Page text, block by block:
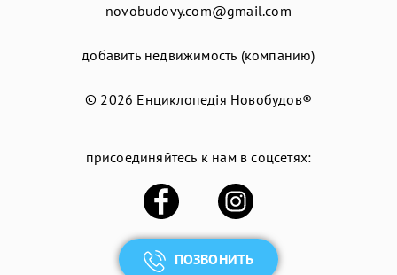
ПОЗВОНИТЬ
novobudovy.com@gmail.com
добавить недвижимость (компанию)
© 2026 Енциклопедія Новобудов®
присоединяйтесь к нам в соцсетях: